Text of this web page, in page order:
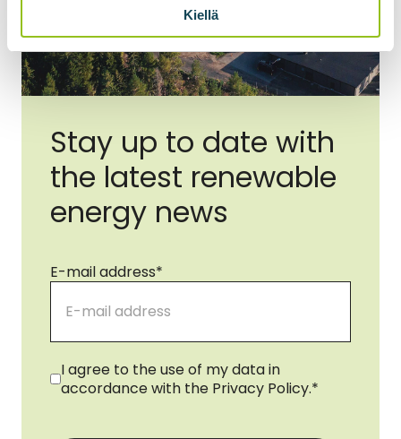
Kiellä
Stay up to date with
the latest renewable
energy news
E-mail address*
Consent*
I agree to the use of my data in
accordance with the Privacy Policy.*